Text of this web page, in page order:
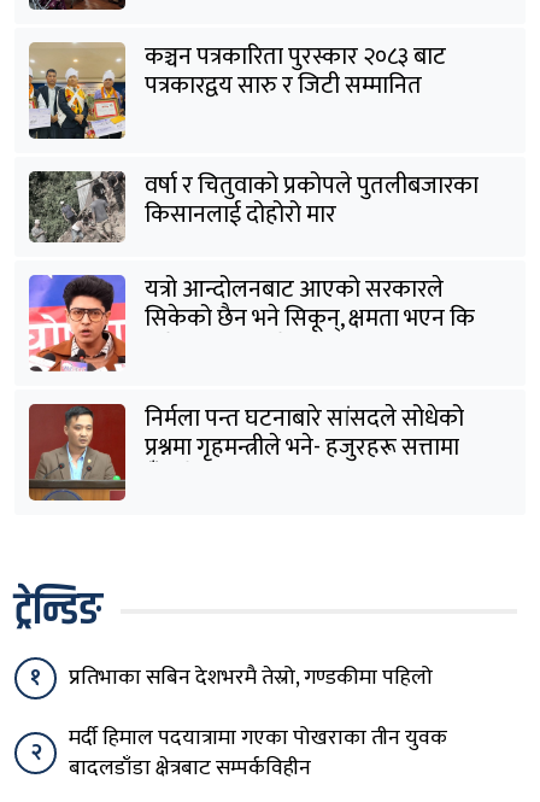
कञ्चन पत्रकारिता पुरस्कार २०८३ बाट
पत्रकारद्वय सारु र जिटी सम्मानित
वर्षा र चितुवाको प्रकोपले पुतलीबजारका
किसानलाई दोहोरो मार
यत्रो आन्दोलनबाट आएको सरकारले
सिकेको छैन भने सिकून्, क्षमता भएन कि
विवेक भएन कि के भएन ?: मिराज ढुंगाना
निर्मला पन्त घटनाबारे सांसदले सोधेको
प्रश्नमा गृहमन्त्रीले भने- हजुरहरू सत्तामा
हुँदाखेरि किन नगर्नुभएको यो ?
ट्रेन्डिङ
१ प्रतिभाका सबिन देशभरमै तेस्रो, गण्डकीमा पहिलो
२
मर्दी हिमाल पदयात्रामा गएका पोखराका तीन युवक
बादलडाँडा क्षेत्रबाट सम्पर्कविहीन